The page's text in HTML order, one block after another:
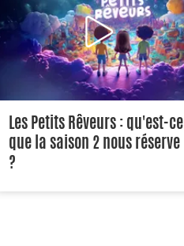
Les Petits Rêveurs : qu'est-ce
que la saison 2 nous réserve
?